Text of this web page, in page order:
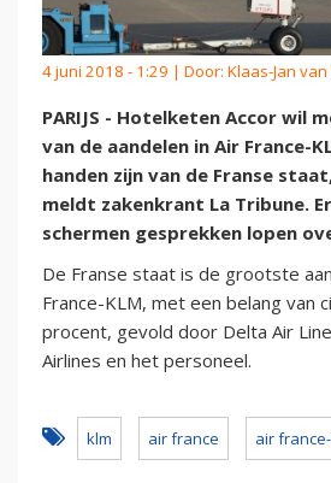
4 juni 2018 - 1:29 | Door: Klaas-Jan
PARIJS - Hotelketen Accor wil
van de aandelen in Air France-
handen zijn van de Franse
meldt zakenkrant La Tribune.
schermen gesprekken lopen
De Franse staat is de grootste
France-KLM, met een belang van
procent, gevold door Delta Air
Airlines en het personeel.
klm air france air